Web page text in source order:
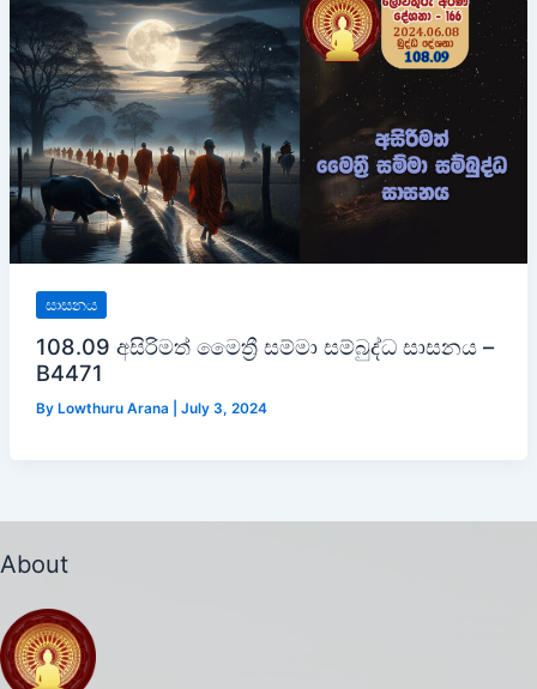
සාසනය
108.09 අසිරිමත් මෛත්‍රී සම්මා සම්බුද්ධ සාසනය –
B4471
By Lowthuru Arana July 3, 2024
About